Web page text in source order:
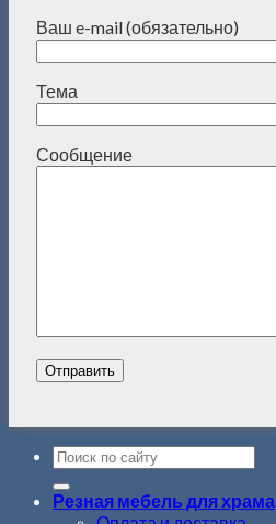
Ваш e-mail (обязательно)
Тема
Сообщение
Резная мебель для храма